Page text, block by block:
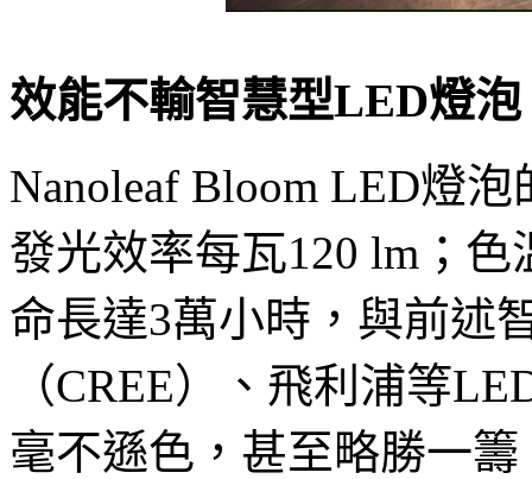
效能不輸智慧型LED燈
Nanoleaf Bloom LED燈
發光效率每瓦120 lm；
命長達3萬小時，與前述
（CREE）、飛利浦等
毫不遜色，甚至略勝一